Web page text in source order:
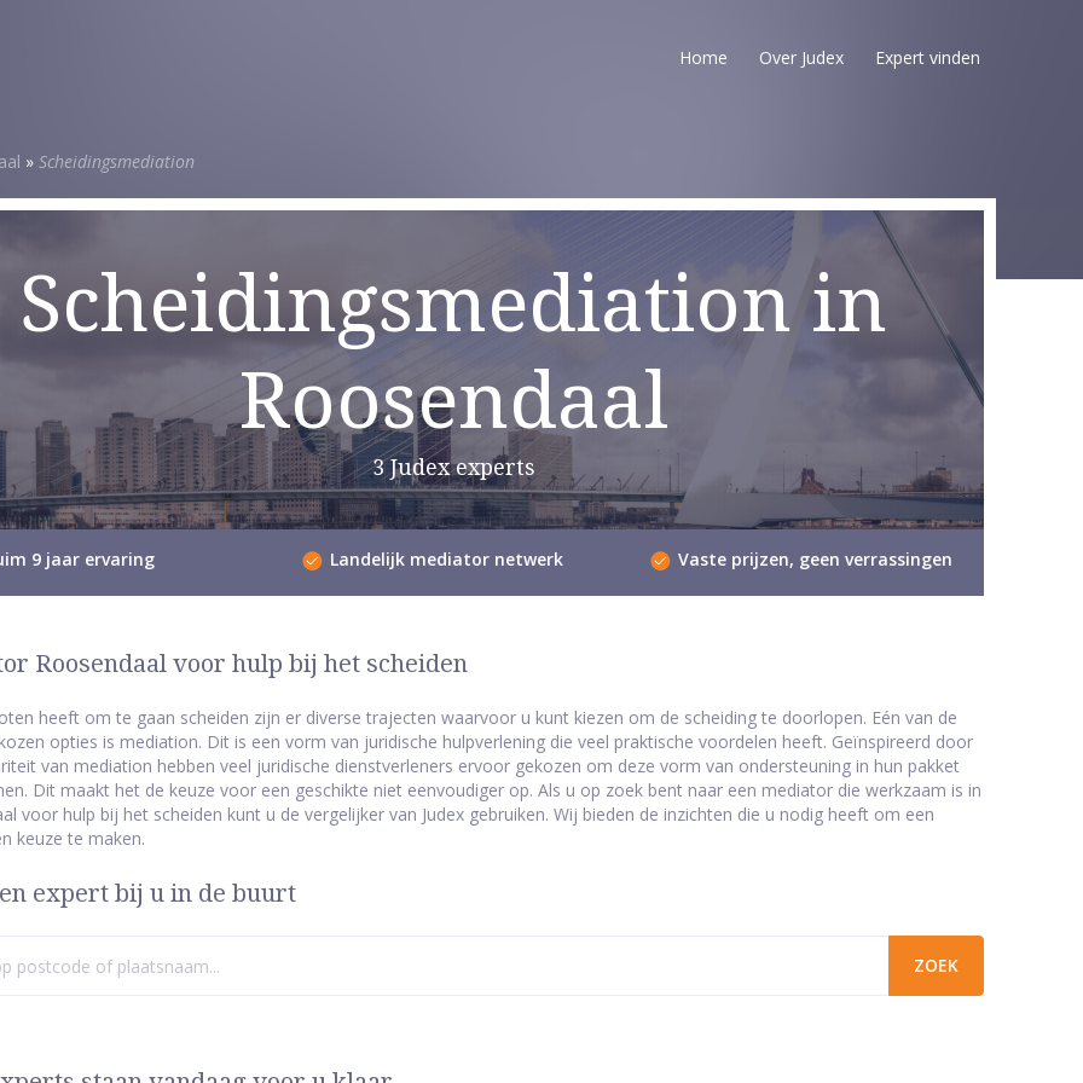
Home Over Judex Expert vinden
» Scheidingsmediation
Scheidingsmediation in
Roosendaal
3 Judex experts
9 jaar ervaring Landelijk mediator netwerk Vaste prijzen, geen verrassingen
Roosendaal voor hulp bij het scheiden
heeft om te gaan scheiden zijn er diverse trajecten waarvoor u kunt kiezen om de scheiding te doorlopen. Eén van de
opties is mediation. Dit is een vorm van juridische hulpverlening die veel praktische voordelen heeft. Geïnspireerd door
van mediation hebben veel juridische dienstverleners ervoor gekozen om deze vorm van ondersteuning in hun pakket
Dit maakt het de keuze voor een geschikte niet eenvoudiger op. Als u op zoek bent naar een mediator die werkzaam is in
voor hulp bij het scheiden kunt u de vergelijker van Judex gebruiken. Wij bieden de inzichten die u nodig heeft om een
keuze te maken.
expert bij u in de buurt